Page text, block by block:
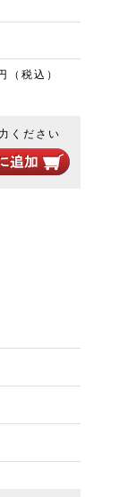
（税込）
ください